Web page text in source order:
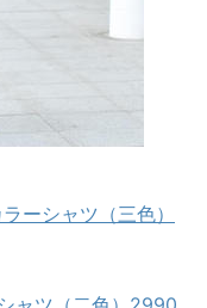
ーシャツ（三色）